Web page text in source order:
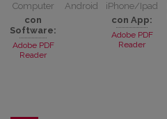
Computer
con
Software:
Adobe PDF
Reader
Android
iPhone/Ipad
con App:
Adobe PDF
Reader